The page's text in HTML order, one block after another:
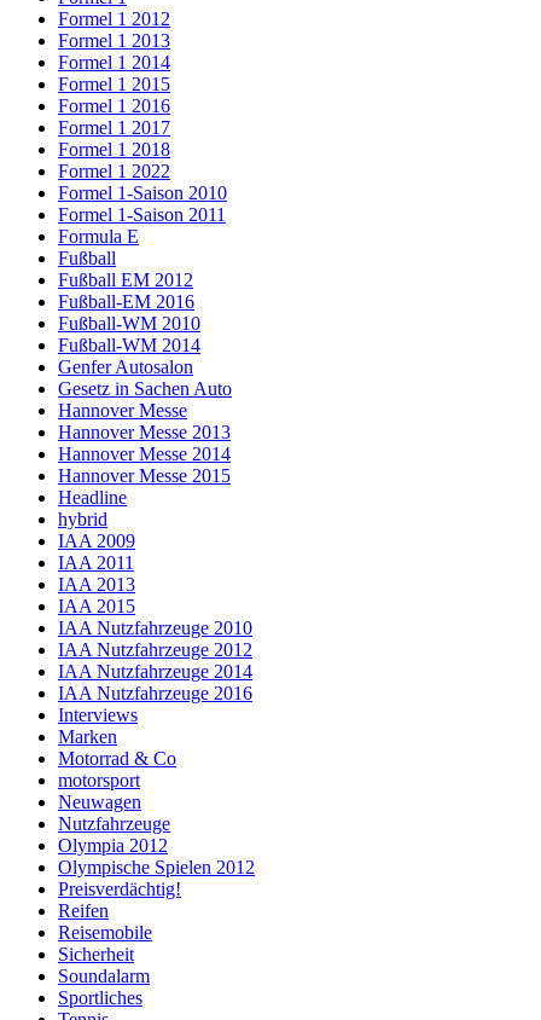
Formel 1 2012
Formel 1 2013
Formel 1 2014
Formel 1 2015
Formel 1 2016
Formel 1 2017
Formel 1 2018
Formel 1 2022
Formel 1-Saison 2010
Formel 1-Saison 2011
Formula E
Fußball
Fußball EM 2012
Fußball-EM 2016
Fußball-WM 2010
Fußball-WM 2014
Genfer Autosalon
Gesetz in Sachen Auto
Hannover Messe
Hannover Messe 2013
Hannover Messe 2014
Hannover Messe 2015
Headline
hybrid
IAA 2009
IAA 2011
IAA 2013
IAA 2015
IAA Nutzfahrzeuge 2010
IAA Nutzfahrzeuge 2012
IAA Nutzfahrzeuge 2014
IAA Nutzfahrzeuge 2016
Interviews
Marken
Motorrad & Co
motorsport
Neuwagen
Nutzfahrzeuge
Olympia 2012
Olympische Spielen 2012
Preisverdächtig!
Reifen
Reisemobile
Sicherheit
Soundalarm
Sportliches